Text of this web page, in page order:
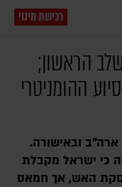
רכישת מינוי
הראשון;
ההומניטרי
ובאישורה.
כי ישראל מקבלת
האש, אך חמאס